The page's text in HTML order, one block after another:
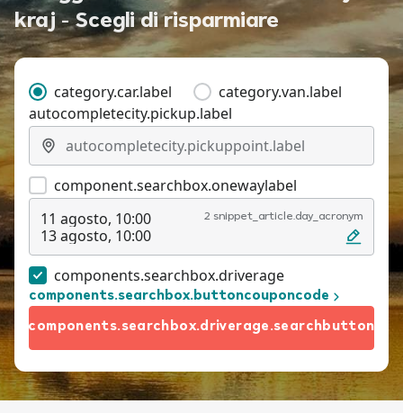
kraj - Scegli di risparmiare
category.car.label
category.van.label
autocompletecity.pickup.label
component.searchbox.onewaylabel
11 agosto, 10:00
13 agosto, 10:00
2 snippet_article.day_acronym
components.searchbox.driverage
components.searchbox.buttoncouponcode
components.searchbox.driverage.searchbutton